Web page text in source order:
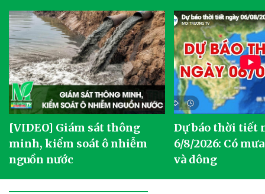
[VIDEO] Giám sát thông
minh, kiểm soát ô nhiễm
nguồn nước
Dự báo thời tiết
6/8/2026: Có
và dông